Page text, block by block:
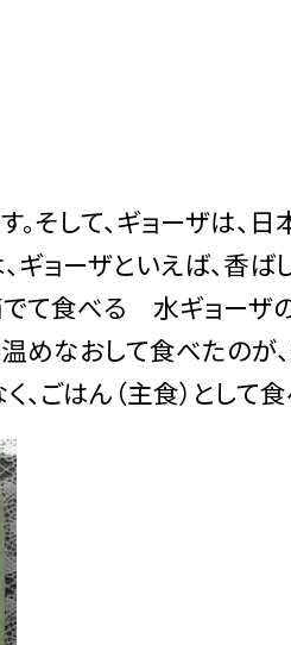
そして、ギョーザは、
ョーザといえば、香
でて食べる 水ギョーザ
めなおして食べたのが
ごはん（主食）として食